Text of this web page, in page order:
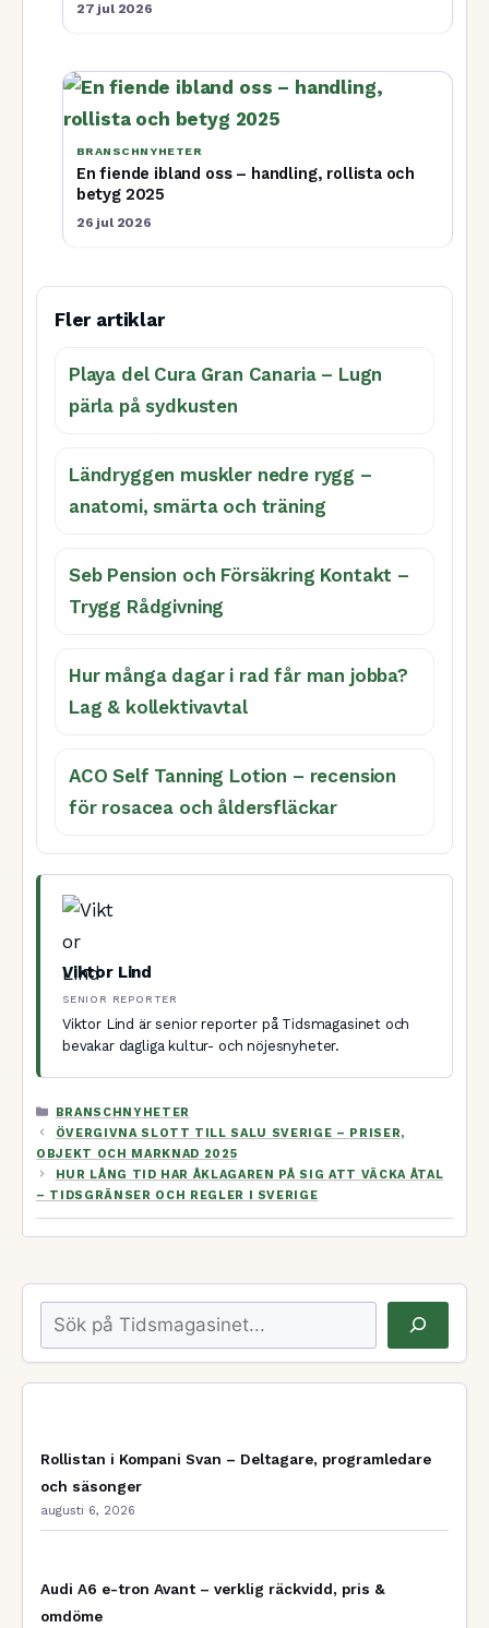
27 jul 2026
BRANSCHNYHETER
En fiende ibland oss – handling, rollista och
betyg 2025
26 jul 2026
Fler artiklar
Playa del Cura Gran Canaria – Lugn
pärla på sydkusten
Ländryggen muskler nedre rygg –
anatomi, smärta och träning
Seb Pension och Försäkring Kontakt –
Trygg Rådgivning
Hur många dagar i rad får man jobba?
Lag & kollektivavtal
ACO Self Tanning Lotion – recension
för rosacea och åldersfläckar
Viktor Lind
SENIOR REPORTER
Viktor Lind är senior reporter på Tidsmagasinet och
bevakar dagliga kultur- och nöjesnyheter.
KATEGORIER
BRANSCHNYHETER
ÖVERGIVNA SLOTT TILL SALU SVERIGE – PRISER,
OBJEKT OCH MARKNAD 2025
HUR LÅNG TID HAR ÅKLAGAREN PÅ SIG ATT VÄCKA ÅTAL
– TIDSGRÄNSER OCH REGLER I SVERIGE
Sök
Rollistan i Kompani Svan – Deltagare, programledare
och säsonger
augusti 6, 2026
Audi A6 e-tron Avant – verklig räckvidd, pris &
omdöme